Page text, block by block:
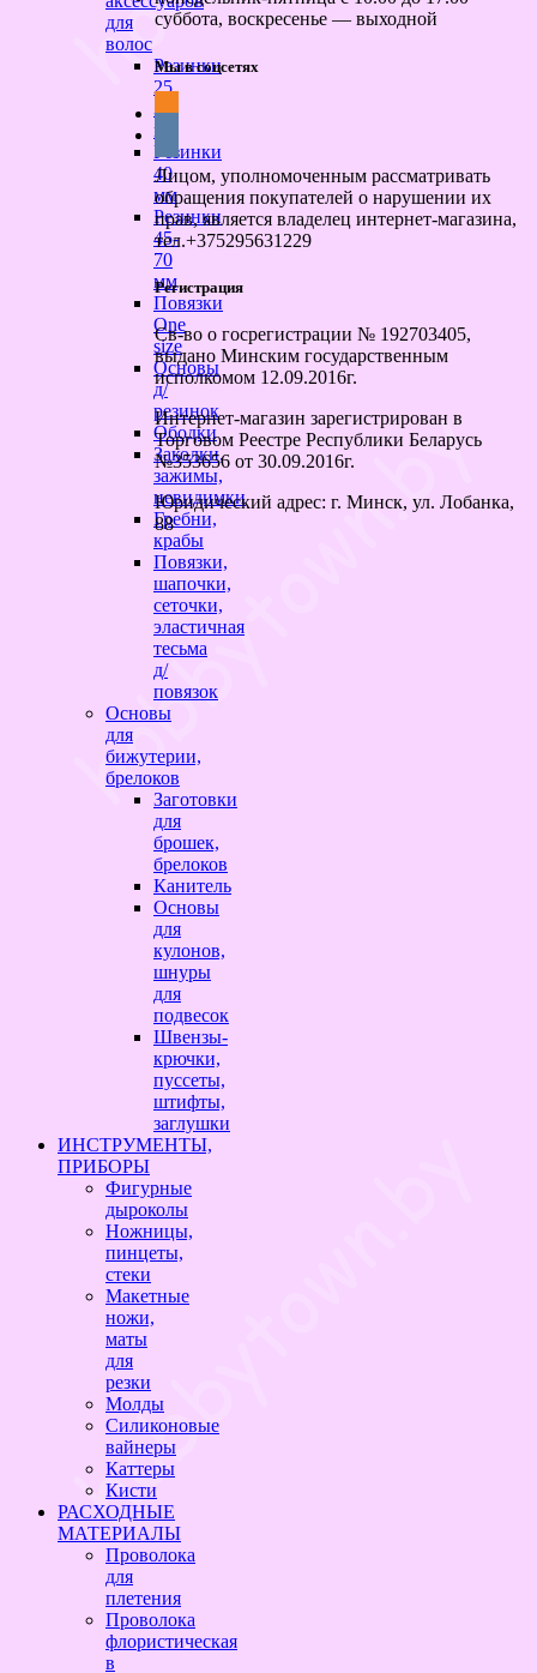
для
волос
Резинки
25
30
мм
Резинки
40
мм
Резинки
45-
70
мм
Повязки
One
size
Основы
д/
резинок
Ободки
Заколки,
зажимы,
невидимки
Гребни,
крабы
Повязки,
шапочки,
сеточки,
эластичная
тесьма
д/
повязок
Основы
для
бижутерии,
брелоков
Заготовки
для
брошек,
брелоков
Канитель
Основы
для
кулонов,
шнуры
для
подвесок
Швензы-
крючки,
пуссеты,
штифты,
заглушки
ИНСТРУМЕНТЫ,
ПРИБОРЫ
Фигурные
дыроколы
Ножницы,
пинцеты,
стеки
Макетные
ножи,
маты
для
резки
Молды
Силиконовые
вайнеры
Каттеры
Кисти
РАСХОДНЫЕ
МАТЕРИАЛЫ
Проволока
для
плетения
Проволока
флористическая
в
суббота, воскресенье — выходной
Мы в соцсетях
Лицом, уполномоченным рассматривать
обращения покупателей о нарушении их
прав, является владелец интернет-магазина,
тел.+375295631229
Регистрация
Св-во о госрегистрации № 192703405,
выдано Минским государственным
исполкомом 12.09.2016г.
Интернет-магазин зарегистрирован в
Торговом Реестре Республики Беларусь
№353656 от 30.09.2016г.
Юридический адрес: г. Минск, ул. Лобанка,
88